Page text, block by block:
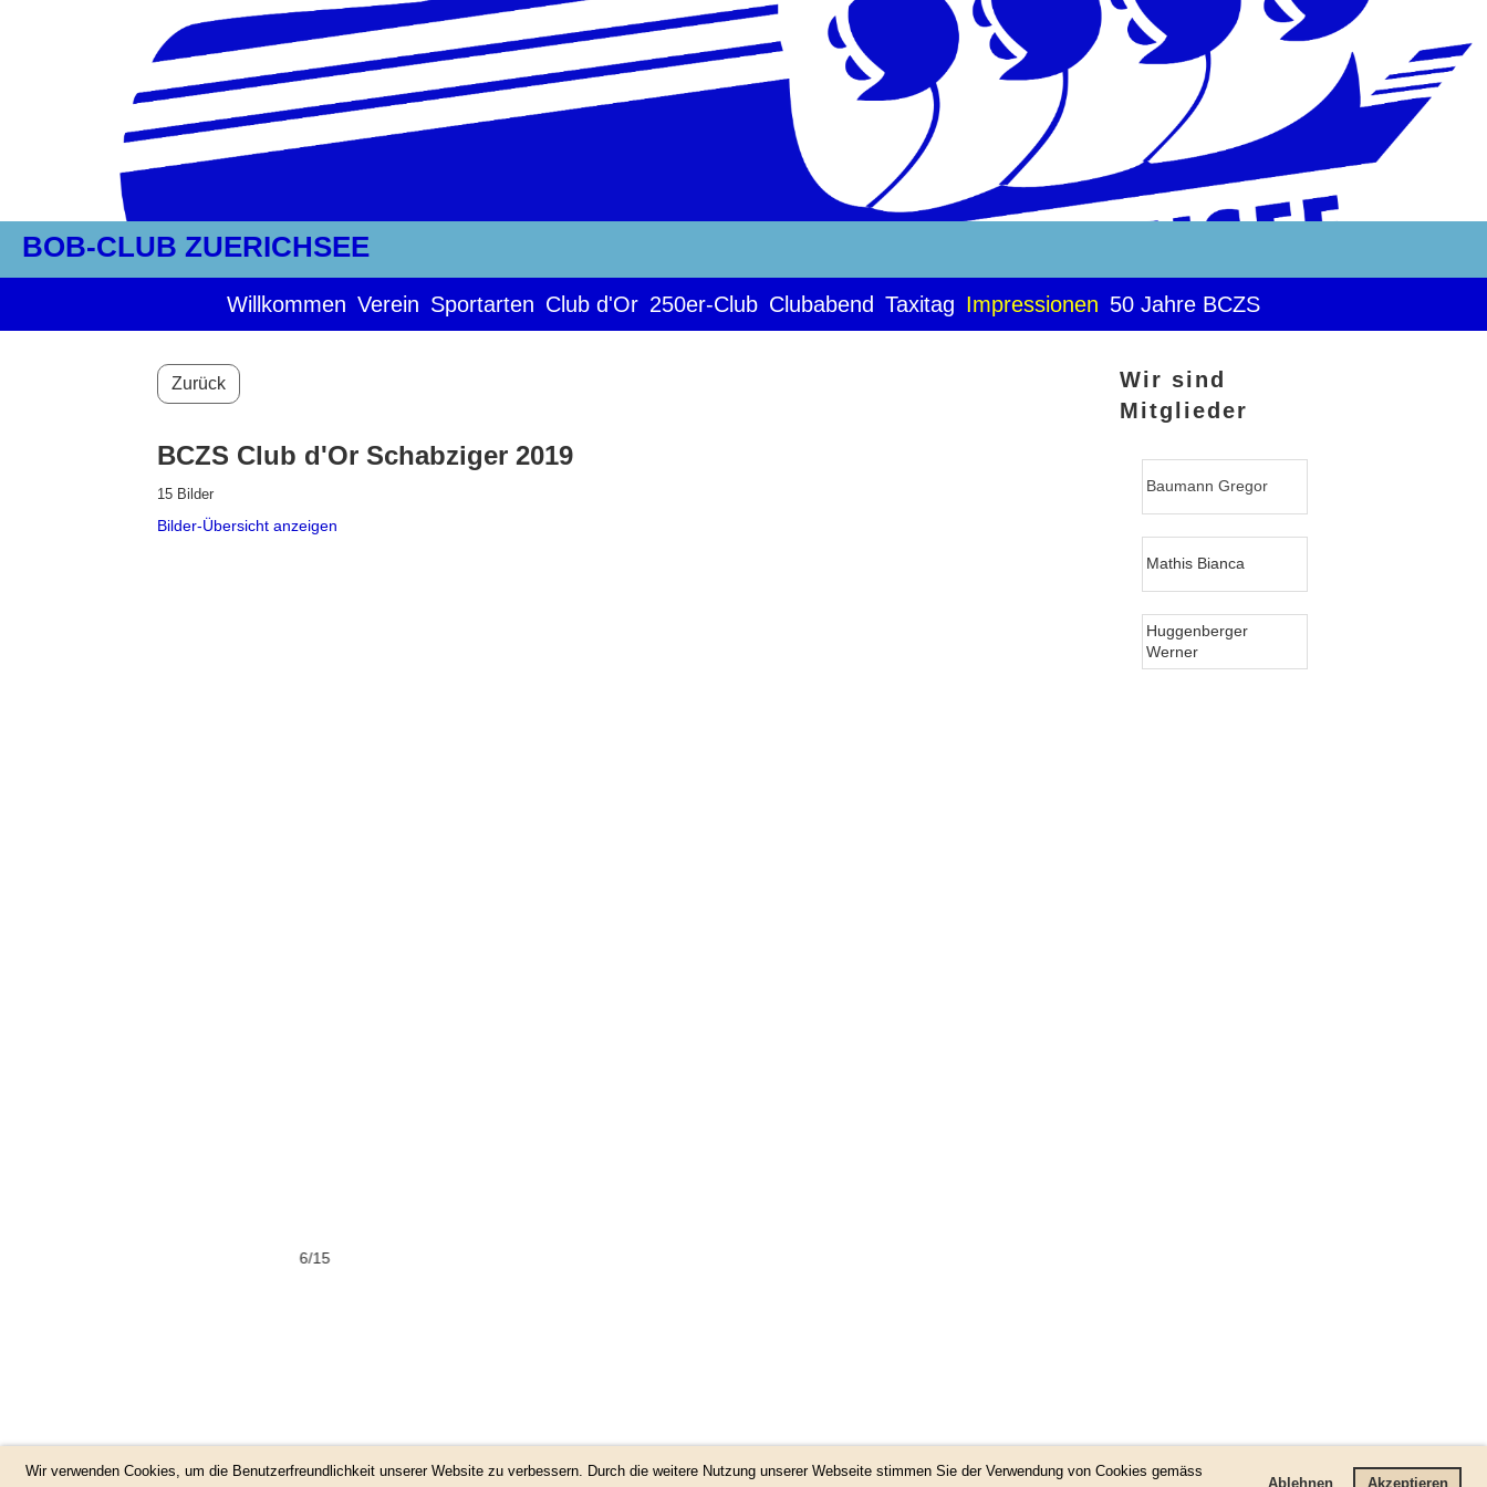
Wir verwenden Cookies, um die Benutzerfreundlichkeit unserer Website zu verbessern. Durch die weitere Nutzung unserer Webseite stimmen Sie der Verwendung von Cookies gemäss
Ablehnen Akzeptieren
BOB-CLUB ZUERICHSEE
Willkommen Verein Sportarten Club d'Or 250er-Club Clubabend Taxitag Impressionen 50 Jahre BCZS
Zurück
BCZS Club d'Or Schabziger 2019
15 Bilder
Bilder-Übersicht anzeigen
Wir sind
Mitglieder
Baumann Gregor
Mathis Bianca
Huggenberger
Werner